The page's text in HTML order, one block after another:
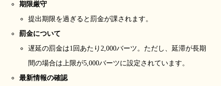
期限厳守
提出期限を過ぎると罰金が課されます。
罰金について
遅延の罰金は1回あたり2,000バーツ。ただし、延滞が長期
間の場合は上限が5,000バーツに設定されています。
最新情報の確認